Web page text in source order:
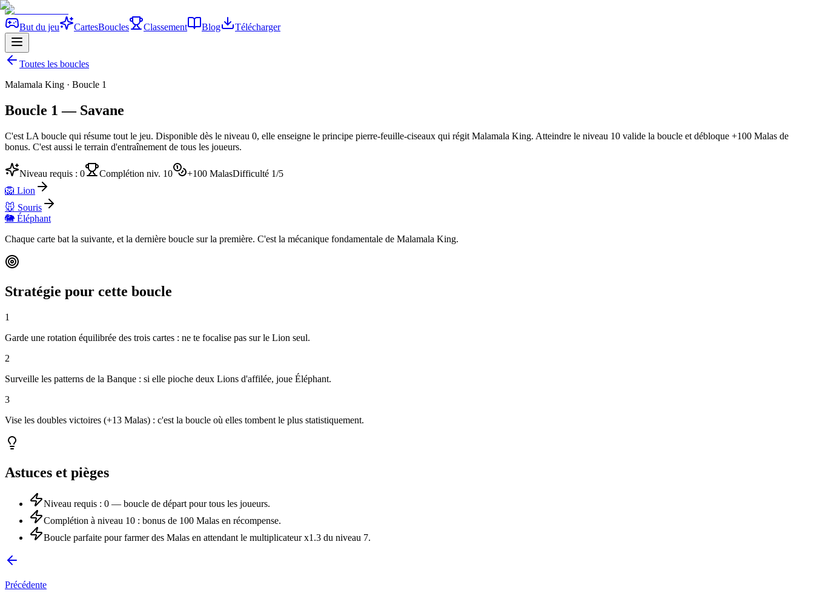
But du jeu CartesBoucles Classement Blog Télécharger
Toutes les boucles
Malamala King · Boucle 1
Boucle 1 — Savane
C'est LA boucle qui résume tout le jeu. Disponible dès le niveau 0, elle enseigne le principe pierre-feuille-ciseaux qui régit Malamala King. Atteindre le niveau 10 valide la boucle et débloque +100 Malas de
bonus. C'est aussi le terrain d'entraînement de tous les joueurs.
Niveau requis : 0 Complétion niv. 10 +100 MalasDifficulté 1/5
🦁 Lion
🐭 Souris
🐘 Éléphant
Chaque carte bat la suivante, et la dernière boucle sur la première. C'est la mécanique fondamentale de Malamala King.
Stratégie pour cette boucle
1
Garde une rotation équilibrée des trois cartes : ne te focalise pas sur le Lion seul.
2
Surveille les patterns de la Banque : si elle pioche deux Lions d'affilée, joue Éléphant.
3
Vise les doubles victoires (+13 Malas) : c'est la boucle où elles tombent le plus statistiquement.
Astuces et pièges
Niveau requis : 0 — boucle de départ pour tous les joueurs.
Complétion à niveau 10 : bonus de 100 Malas en récompense.
Boucle parfaite pour farmer des Malas en attendant le multiplicateur x1.3 du niveau 7.
Précédente